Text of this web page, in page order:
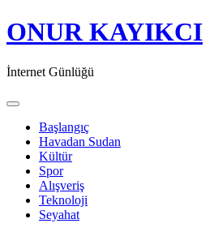
ONUR KAYIKCI
İnternet Günlüğü
Toggle navigation
Başlangıç
Havadan Sudan
Kültür
Spor
Alışveriş
Teknoloji
Seyahat